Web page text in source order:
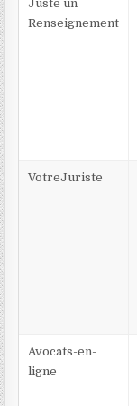
Juste un
Renseignement
VotreJuriste
Avocats-en-
ligne